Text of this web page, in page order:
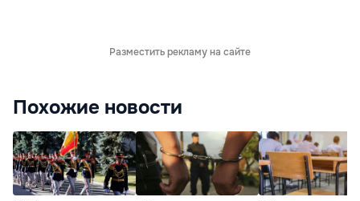
Разместить рекламу на сайте
Похожие новости